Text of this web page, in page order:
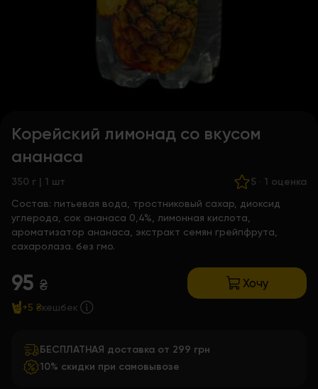
Корейский лимонад со вкусом
ананаса
350 г | 1 шт 5 · 1 оценка
Состав: питьевая вода, тростниковый сахар, диоксид
углерода, сок ананаса 0,4%, лимонная кислота,
ароматизатор ананаса, экстракт семян грейпфрута,
сахаролаза. без гмо.
95 ₴ Хочу
+5 ₴кешбек
БЕСПЛАТНАЯ доставка от 299 грн
10% скидки при самовывозе